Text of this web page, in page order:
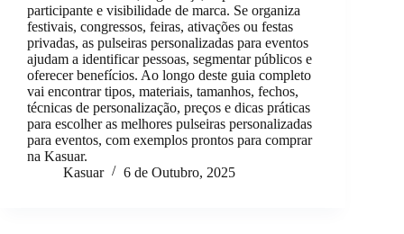
participante e visibilidade de marca. Se organiza
festivais, congressos, feiras, ativações ou festas
privadas, as pulseiras personalizadas para eventos
ajudam a identificar pessoas, segmentar públicos e
oferecer benefícios. Ao longo deste guia completo
vai encontrar tipos, materiais, tamanhos, fechos,
técnicas de personalização, preços e dicas práticas
para escolher as melhores pulseiras personalizadas
para eventos, com exemplos prontos para comprar
na Kasuar.
Kasuar
6 de Outubro, 2025